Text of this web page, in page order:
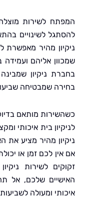
לשירות מוצלח טמון
לשינויים בהתאם
מהיר מאפשרת
אליהם ועמידה
ניקיון שמבינה את
שמבטיחה שביעות רצון
מותאם בדיוק
בית איכותי ומקצועי
מהיר מציע את האפשרות
לכם זמן או יכולת
לשירות ניקיון אמין
שלכם, אל תהססו
ומעולה לשביעות